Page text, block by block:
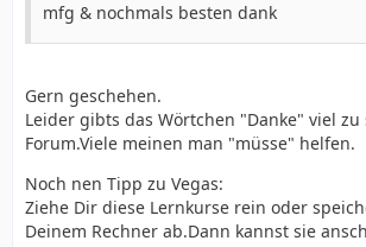
mfg & nochmals besten dank
Gern geschehen.
Leider gibts das Wörtchen "Danke" viel
Forum.Viele meinen man "müsse" helfen.
Noch nen Tipp zu Vegas:
Ziehe Dir diese Lernkurse rein oder
Deinem Rechner ab.Dann kannst sie